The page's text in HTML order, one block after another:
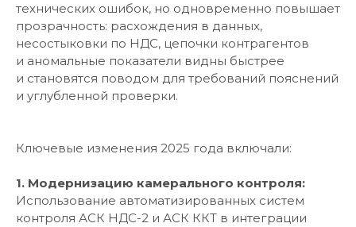
технических ошибок, но одновременно повышает
прозрачность: расхождения в данных,
несостыковки по НДС, цепочки контрагентов
и аномальные показатели видны быстрее
и становятся поводом для требований пояснений
и углубленной проверки.
Ключевые изменения 2025 года включали:
1. Модернизацию камерального контроля:
Использование автоматизированных систем
контроля АСК НДС-2 и АСК ККТ в интеграции